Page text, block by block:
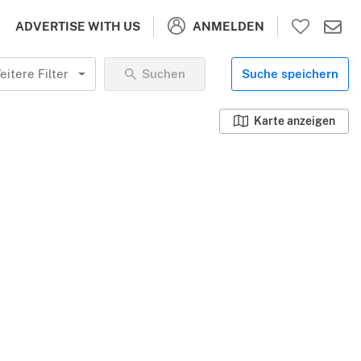
ADVERTISE WITH US ANMELDEN
Filter Suchen Suche speichern
Karte anzeigen